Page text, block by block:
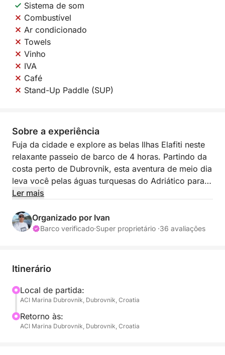
Sistema de som
Combustível
Ar condicionado
Towels
Vinho
IVA
Café
Stand-Up Paddle (SUP)
Sobre a experiência
Fuja da cidade e explore as belas Ilhas Elafiti neste
relaxante passeio de barco de 4 horas. Partindo da
costa perto de Dubrovnik, esta aventura de meio dia
leva você pelas águas turquesas do Adriático para
descobrir as encantadoras ilhas de Koločep, Lopud
O capitão e a anfitriã tornarão o seu dia
Ilhas Elafiti, conhecida por suas águas cristalinas,
tranquilas. Aqui, você pode parar para um mergulho
refrescante ou simplesmente apreciar as vistas
deslumbrantes da costa.
Ler mais
Organizado por Ivan
Barco verificado·Super proprietário ·36 avaliações
Itinerário
Local de partida:
ACI Marina Dubrovnik, Dubrovnik, Croatia
Retorno às:
ACI Marina Dubrovnik, Dubrovnik, Croatia